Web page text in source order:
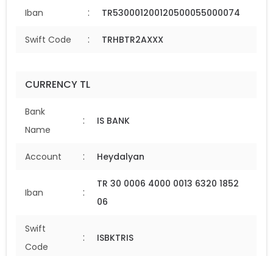
Iban : TR530001200120500055000074
Swift Code : TRHBTR2AXXX
CURRENCY TL
Bank
Name
: IS BANK
Account : Heydalyan
Iban :
TR 30 0006 4000 0013 6320 1852
06
Swift
Code
: ISBKTRIS